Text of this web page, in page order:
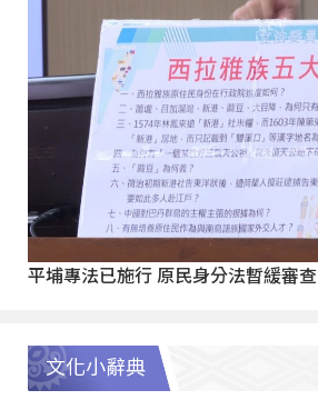
平埔專法已施行 原民身分法暫緩審查
文化小辭典